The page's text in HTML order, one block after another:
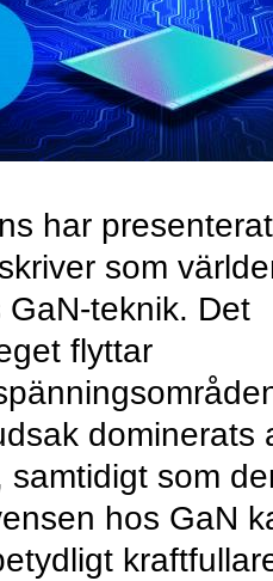
har presenterat
som
teknik. Det
flyttar
dominerats
samtidigt som
hos GaN